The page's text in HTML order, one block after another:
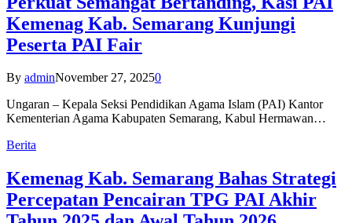
Kemenag Kab. Semarang Kunjungi
Peserta PAI Fair
By adminNovember 27, 20250
Ungaran – Kepala Seksi Pendidikan Agama Islam (PAI) Kantor
Kementerian Agama Kabupaten Semarang, Kabul Hermawan…
Berita
Kemenag Kab. Semarang Bahas Strategi
Percepatan Pencairan TPG PAI Akhir